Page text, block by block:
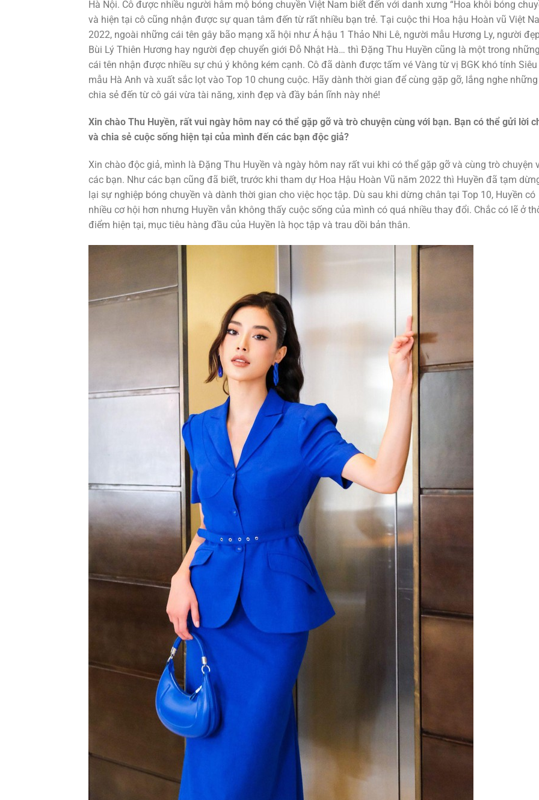
Hà Nội. Cô được nhiều người hâm mộ bóng chuyền Việt Nam biết đến với danh xưng “Hoa khôi bóng
và hiện tại cô cũng nhận được sự quan tâm đến từ rất nhiều bạn trẻ. Tại cuộc thi Hoa hậu Hoàn vũ Việt
2022, ngoài những cái tên gây bão mạng xã hội như Á hậu 1 Thảo Nhi Lê, người mẫu Hương Ly, người
Bùi Lý Thiên Hương hay người đẹp chuyển giới Đỗ Nhật Hà… thì Đặng Thu Huyền cũng là một trong những
cái tên nhận được nhiều sự chú ý không kém cạnh. Cô đã dành được tấm vé Vàng từ vị BGK khó tính Siêu
mẫu Hà Anh và xuất sắc lọt vào Top 10 chung cuộc. Hãy dành thời gian để cùng gặp gỡ, lắng nghe những
chia sẻ đến từ cô gái vừa tài năng, xinh đẹp và đầy bản lĩnh này nhé!
Xin chào Thu Huyền, rất vui ngày hôm nay có thể gặp gỡ và trò chuyện cùng với bạn. Bạn có thể gửi lời
và chia sẻ cuộc sống hiện tại của mình đến các bạn độc giả?
Xin chào độc giả, mình là Đặng Thu Huyền và ngày hôm nay rất vui khi có thể gặp gỡ và cùng trò chuyện
các bạn. Như các bạn cũng đã biết, trước khi tham dự Hoa Hậu Hoàn Vũ năm 2022 thì Huyền đã tạm
lại sự nghiệp bóng chuyền và dành thời gian cho việc học tập. Dù sau khi dừng chân tại Top 10, Huyền có
nhiều cơ hội hơn nhưng Huyền vẫn không thấy cuộc sống của mình có quá nhiều thay đổi. Chắc có lẽ ở
điểm hiện tại, mục tiêu hàng đầu của Huyền là học tập và trau dồi bản thân.